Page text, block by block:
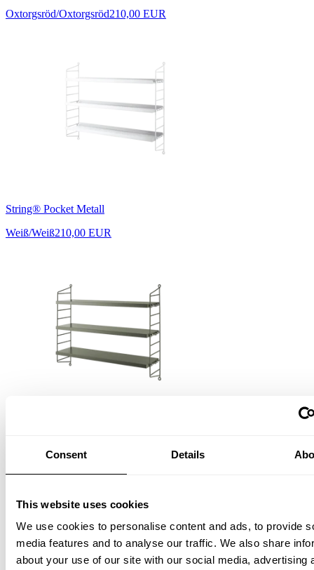
Consent Details
This website uses cookies
We use cookies to personalise content and ads, to provide
media features and to analyse our traffic. We also share
about your use of our site with our social media, advertising
Oxtorgsröd/Oxtorgsröd210,00 EUR
String® Pocket Metall
Weiß/Weiß210,00 EUR
Sage/Sage180,00 EUR